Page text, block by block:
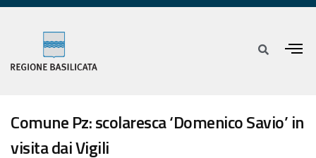
Comune Pz: scolaresca ‘Domenico Savio’ in
visita dai Vigili